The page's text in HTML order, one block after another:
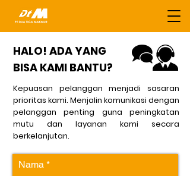
Kepuasan pelanggan menjadi sasaran
prioritas kami. Menjalin komunikasi dengan
pelanggan penting guna peningkatan
mutu dan layanan kami secara
berkelanjutan.
HALO! ADA YANG
BISA KAMI BANTU?
Nama